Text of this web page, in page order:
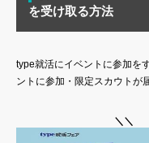
を受け取る方法
type就活にイベントに参加を
ントに参加・限定スカウトが
＼＼